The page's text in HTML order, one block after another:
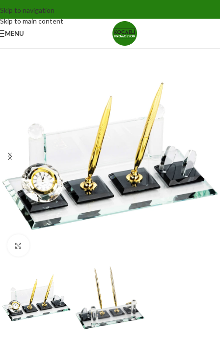
Skip to navigation
Skip to main content
MENU